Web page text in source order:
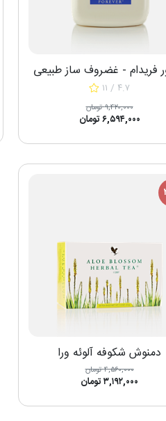
فریدام - غضروف ساز طبیعی
۱۱ / ۴.۷
۹,۴۲۰,۰۰۰ تومان
۶,۵۹۴,۰۰۰ تومان
دمنوش شکوفه آلوئه ورا
۴,۵۶۰,۰۰۰ تومان
۳,۱۹۲,۰۰۰ تومان